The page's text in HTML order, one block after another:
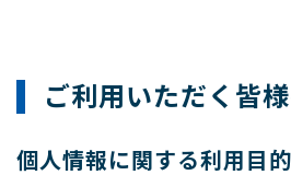
ご利用いただく皆
個人情報に関する利用目